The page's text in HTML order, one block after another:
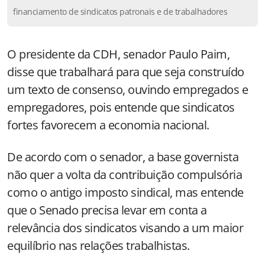
financiamento de sindicatos patronais e de trabalhadores
O presidente da CDH, senador Paulo Paim,
disse que trabalhará para que seja construído
um texto de consenso, ouvindo empregados e
empregadores, pois entende que sindicatos
fortes favorecem a economia nacional.
De acordo com o senador, a base governista
não quer a volta da contribuição compulsória
como o antigo imposto sindical, mas entende
que o Senado precisa levar em conta a
relevância dos sindicatos visando a um maior
equilíbrio nas relações trabalhistas.